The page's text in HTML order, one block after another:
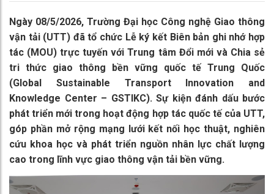
Ngày 08/5/2026, Trường Đại học Công nghệ Giao thông
vận tải (UTT) đã tổ chức Lễ ký kết Biên bản ghi nhớ hợp
tác (MOU) trực tuyến với Trung tâm Đổi mới và Chia sẻ
tri thức giao thông bền vững quốc tế Trung Quốc
(Global Sustainable Transport Innovation and
Knowledge Center – GSTIKC). Sự kiện đánh dấu bước
phát triển mới trong hoạt động hợp tác quốc tế của UTT,
góp phần mở rộng mạng lưới kết nối học thuật, nghiên
cứu khoa học và phát triển nguồn nhân lực chất lượng
cao trong lĩnh vực giao thông vận tải bền vững.